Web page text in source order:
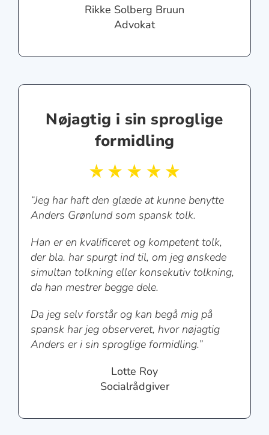
Rikke Solberg Bruun
Advokat
Nøjagtig i sin sproglige
formidling
“Jeg har haft den glæde at kunne benytte
Anders Grønlund som spansk tolk.
Han er en kvalificeret og kompetent tolk,
der bla. har spurgt ind til, om jeg ønskede
simultan tolkning eller konsekutiv tolkning,
da han mestrer begge dele.
Da jeg selv forstår og kan begå mig på
spansk har jeg observeret, hvor nøjagtig
Anders er i sin sproglige formidling.”
Lotte Roy
Socialrådgiver